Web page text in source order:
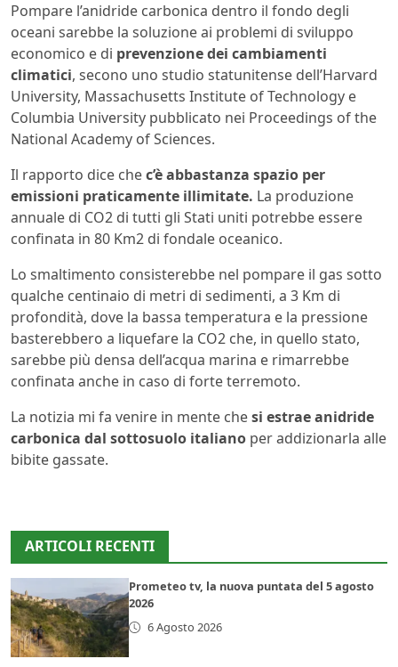
Pompare l’anidride carbonica dentro il fondo degli
oceani sarebbe la soluzione ai problemi di sviluppo
economico e di prevenzione dei cambiamenti
climatici, secono uno studio statunitense dell’Harvard
University, Massachusetts Institute of Technology e
Columbia University pubblicato nei Proceedings of the
National Academy of Sciences.
Il rapporto dice chec’è abbastanza spazio per
emissioni praticamente illimitate. La produzione
annuale di CO2 di tutti gli Stati uniti potrebbe essere
confinata in 80 Km2 di fondale oceanico.
Lo smaltimento consisterebbe nel pompare il gas sotto
qualche centinaio di metri di sedimenti, a 3 Km di
profondità, dove la bassa temperatura e la pressione
basterebbero a liquefare la CO2 che, in quello stato,
sarebbe più densa dell’acqua marina e rimarrebbe
confinata anche in caso di forte terremoto.
La notizia mi fa venire in mente chesi estrae anidride
carbonica dal sottosuolo italiano per addizionarla alle
bibite gassate.
ARTICOLI RECENTI
Prometeo tv, la nuova puntata del 5 agosto
2026
6 Agosto 2026